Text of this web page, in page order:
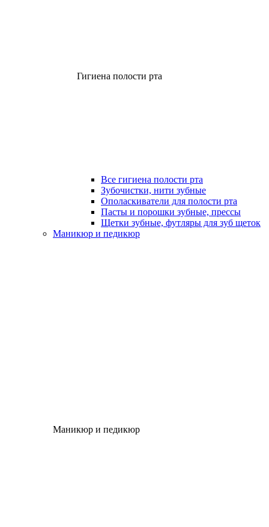
Гигиена полости рта
Все гигиена полости рта
Зубочистки, нити зубные
Ополаскиватели для полости рта
Пасты и порошки зубные, прессы
Щетки зубные, футляры для зуб щеток
Маникюр и педикюр
Маникюр и педикюр